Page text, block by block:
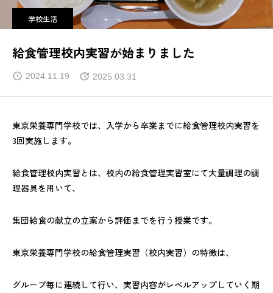
学校生活
給食管理校内実習が始まりました
2024.11.19 2025.03.31
東京栄養専門学校では、入学から卒業までに給食管理校内実習を
3回実施します。
給食管理校内実習とは、校内の給食管理実習室にて大量調理の調
理器具を用いて、
集団給食の献立の立案から評価までを行う授業です。
東京栄養専門学校の給食管理実習（校内実習）の特徴は、
グループ毎に連続して行い、実習内容がレベルアップしていく期